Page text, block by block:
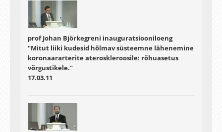
prof Johan Björkegreni inauguratsiooniloeng
"Mitut liiki kudesid hõlmav süsteemne lähenemine
koronaararterite ateroskleroosile: rõhuasetus
võrgustikele."
17.03.11